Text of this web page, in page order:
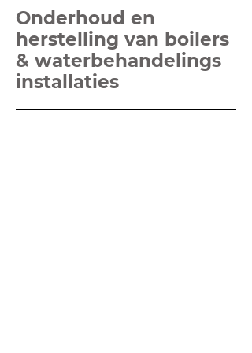
Onderhoud en
herstelling van boilers
& waterbehandelings
installaties